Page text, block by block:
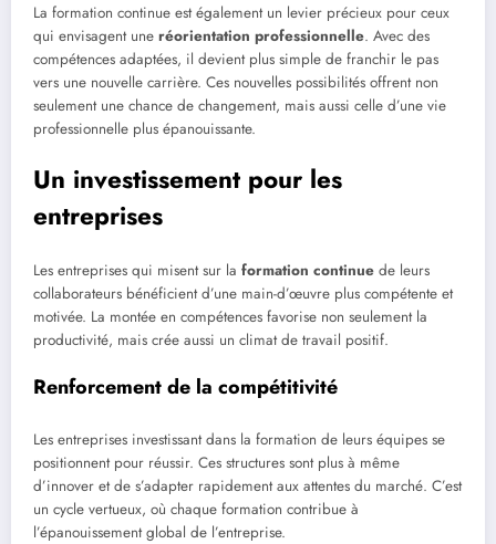
La formation continue est également un levier précieux pour ceux
qui envisagent une réorientation professionnelle. Avec des
compétences adaptées, il devient plus simple de franchir le pas
vers une nouvelle carrière. Ces nouvelles possibilités offrent non
seulement une chance de changement, mais aussi celle d’une vie
professionnelle plus épanouissante.
Un investissement pour les
entreprises
Les entreprises qui misent sur la formation continue de leurs
collaborateurs bénéficient d’une main-d’œuvre plus compétente et
motivée. La montée en compétences favorise non seulement la
productivité, mais crée aussi un climat de travail positif.
Renforcement de la compétitivité
Les entreprises investissant dans la formation de leurs équipes se
positionnent pour réussir. Ces structures sont plus à même
d’innover et de s’adapter rapidement aux attentes du marché. C’est
un cycle vertueux, où chaque formation contribue à
l’épanouissement global de l’entreprise.